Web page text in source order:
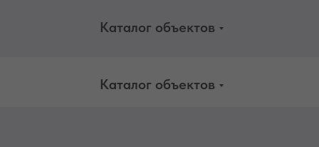
Каталог объектов
Каталог объектов